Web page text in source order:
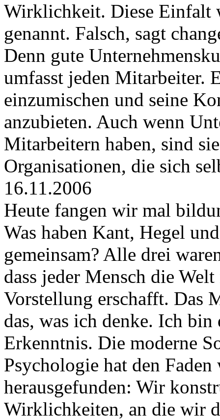
Wirklichkeit. Diese Einfalt
genannt. Falsch, sagt
Denn gute
umfasst jeden Mitarbeiter.
einzumischen und seine
anzubieten. Auch wenn
Mitarbeitern haben, sind
Organisationen, die sich
16.11.2006
Heute fangen wir mal
Was haben Kant, Hegel
gemeinsam? Alle drei
dass jeder Mensch die Welt
Vorstellung erschafft. Das
das, was ich denke. Ich
Erkenntnis. Die moderne
Psychologie hat den
herausgefunden: Wir
Wirklichkeiten, an die wir